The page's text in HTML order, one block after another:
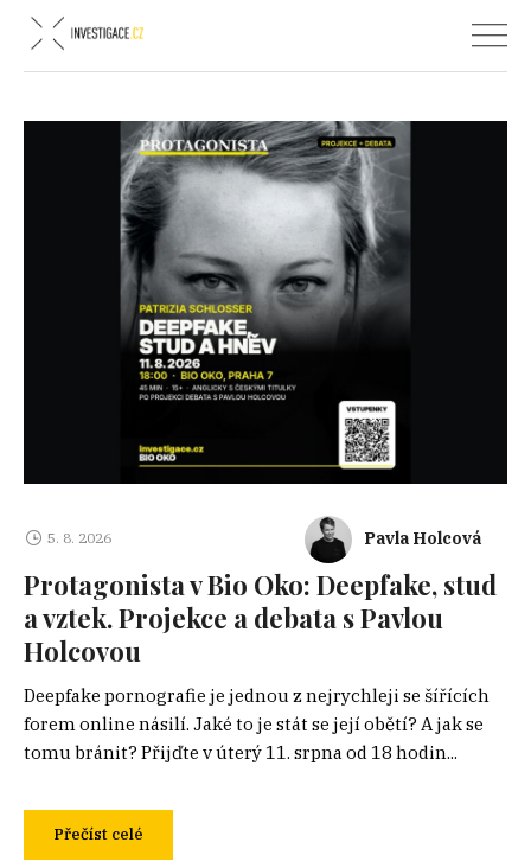
5. 8. 2026 Pavla Holcová
Protagonista v Bio Oko: Deepfake, stud
a vztek. Projekce a debata s Pavlou
Holcovou
Deepfake pornografie je jednou z nejrychleji se šířících
forem online násilí. Jaké to je stát se její obětí? A jak se
tomu bránit? Přijďte v úterý 11. srpna od 18 hodin...
Přečíst celé